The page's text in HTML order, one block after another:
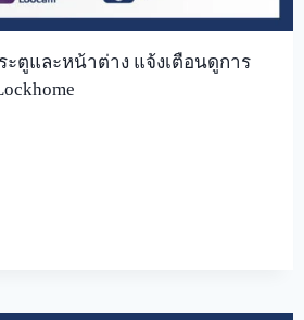
ะตูและหน้าต่าง แจ้งเตือนดูการ